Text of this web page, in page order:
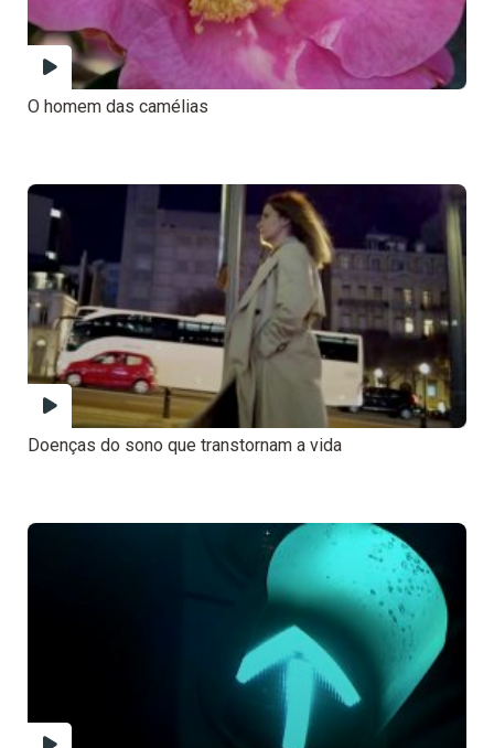
O homem das camélias
Doenças do sono que transtornam a vida